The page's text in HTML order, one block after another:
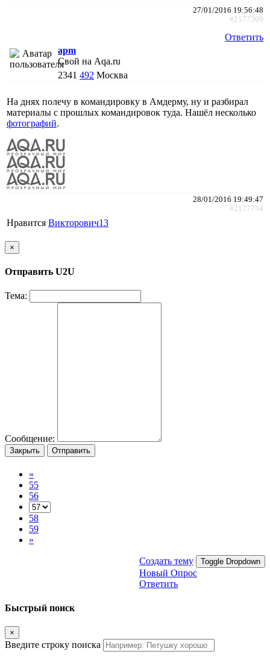
27/01/2016 19:56:48
#2177309
Ответить
apm
Свой на Aqa.ru
2341 492 Москва
На днях полечу в командировку в Амдерму, ну и разбирал
материалы с прошлых командировок туда. Нашёл несколько
фотографий.
28/01/2016 19:49:47
#2177734
Нравится Викторович13
×
Отправить U2U
Тема:
Сообщение:
Закрыть Отправить
«
55
56
58
59
»
Создать тему Toggle Dropdown
Новый Опрос
Ответить
Быстрый поиск
×
Введите строку поиска